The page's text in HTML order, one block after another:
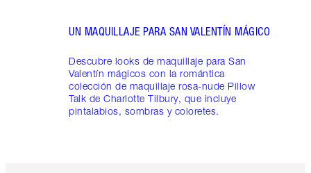
UN MAQUILLAJE PARA SAN VALENTÍN MÁGICO
Descubre looks de maquillaje para San
Valentín mágicos con la romántica
colección de maquillaje rosa-nude Pillow
Talk de Charlotte Tilbury, que incluye
pintalabios, sombras y coloretes.